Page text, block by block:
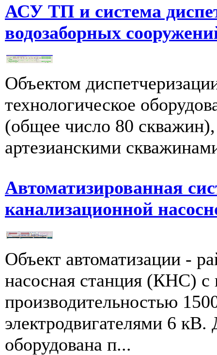
АСУ ТП и система
водозаборных
Объектом
технологическое
(общее число 80
артезианскими
Автоматизированная
канализационной
Объект автоматизации -
насосная станция (КНС) c
производительностью
электродвигателями 6
оборудована п...